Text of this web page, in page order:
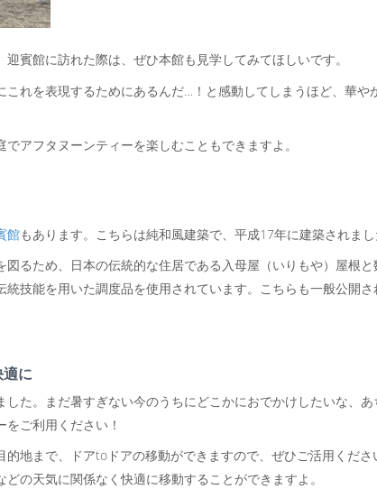
賓館に訪れた際は、ぜひ本館も見学してみてほしいです。
これを表現するためにあるんだ…！と感動してしまうほど、華や
アフタヌーンティーを楽しむこともできますよ。
館もあります。こちらは純和風建築で、平成17年に建築されまし
るため、日本の伝統的な住居である入母屋（いりもや）屋根と
技能を用いた調度品を使用されています。こちらも一般公開
に
た。まだ暑すぎない今のうちにどこかにおでかけしたいな、あ
ご利用ください！
的地まで、ドアtoドアの移動ができますので、ぜひご活用くだ
の天気に関係なく快適に移動することができますよ。